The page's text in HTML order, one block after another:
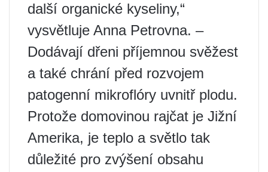
další organické kyseliny,“
vysvětluje Anna Petrovna. –
Dodávají dřeni příjemnou svěžest
a také chrání před rozvojem
patogenní mikroflóry uvnitř plodu.
Protože domovinou rajčat je Jižní
Amerika, je teplo a světlo tak
důležité pro zvýšení obsahu